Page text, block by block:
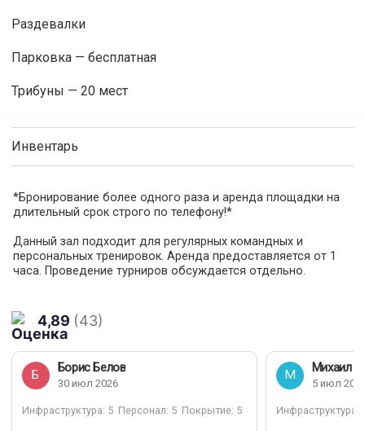
Раздевалки
Парковка — бесплатная
Трибуны — 20 мест
Инвентарь
*Бронирование более одного раза и аренда площадки на
длительный срок строго по телефону!*
Данный зал подходит для регулярных командных и
персональных тренировок. Аренда предоставляется от 1
часа. Проведение турниров обсуждается отдельно.
пожелания и предложения, обязательно сообщите их!
Зал подходит для :
- волейбол
- единоборства
- персональные тренировки по футболу ⚽
- танцы
- ГИМНАСТИКА
4,89 (43)
Б
Борис Белов
30 июл 2026
Инфраструктура: 5 Персонал: 5 Покрытие: 5
М
Михаил
5 июл
Инфраструктура